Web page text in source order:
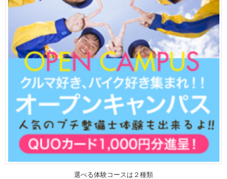
選べる体験コースは２種類